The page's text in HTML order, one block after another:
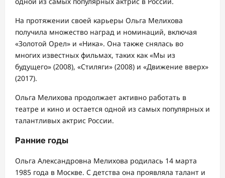
На протяжении своей карьеры Ольга Мелихова
получила множество наград и номинаций, включая
«Золотой Орел» и «Ника». Она также снялась во
многих известных фильмах, таких как «Мы из
будущего» (2008), «Стиляги» (2008) и «Движение вверх»
(2017).
Ольга Мелихова продолжает активно работать в
театре и кино и остается одной из самых популярных и
талантливых актрис России.
Ранние годы
Ольга Александровна Мелихова родилась 14 марта
1985 года в Москве. С детства она проявляла талант и